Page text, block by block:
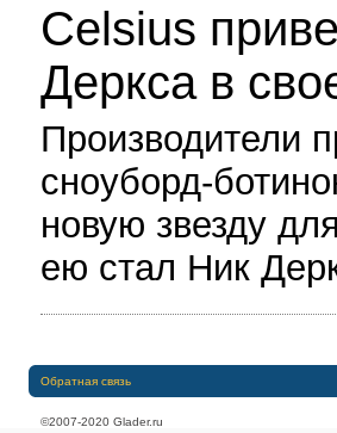
Celsius
Деркса в
Производители
сноуборд-
новую звезду
ею стал Ник
Обратная связь
©2007-2020 Glader.ru